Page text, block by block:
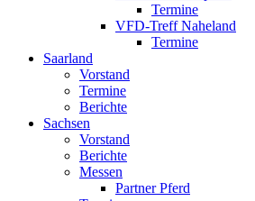
Termine
VFD-Treff Naheland
Termine
Saarland
Vorstand
Termine
Berichte
Sachsen
Vorstand
Berichte
Messen
Partner Pferd